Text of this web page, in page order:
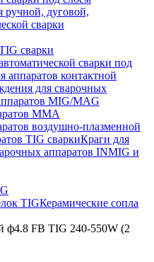
ручной, дуговой,
сварки
сварки
сварки под
контактной
для сварочных
MIG/MAG
ММА
воздушно-плазменной
TIG сваркиКраги для
аппаратов INMIG и
TIGКерамические сопла
ф4.8 FB TIG 240-550W (2